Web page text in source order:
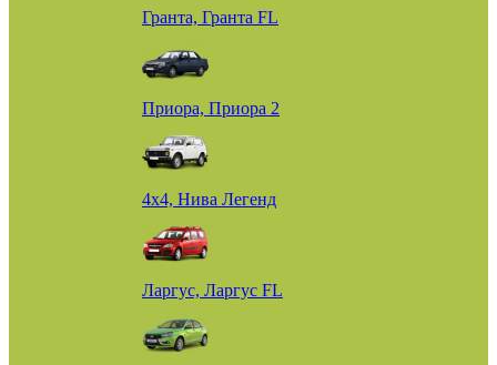
Гранта, Гранта FL
Приора, Приора 2
4х4, Нива Легенд
Ларгус, Ларгус FL